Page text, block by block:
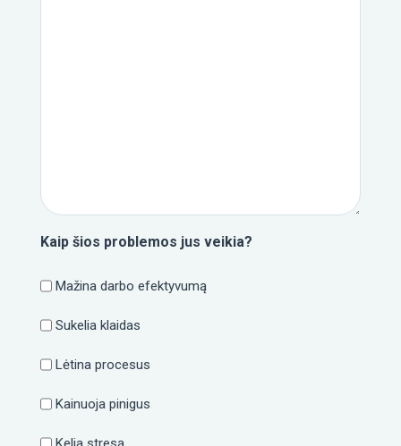
Kaip šios problemos jus veikia?
Mažina darbo efektyvumą
Sukelia klaidas
Lėtina procesus
Kainuoja pinigus